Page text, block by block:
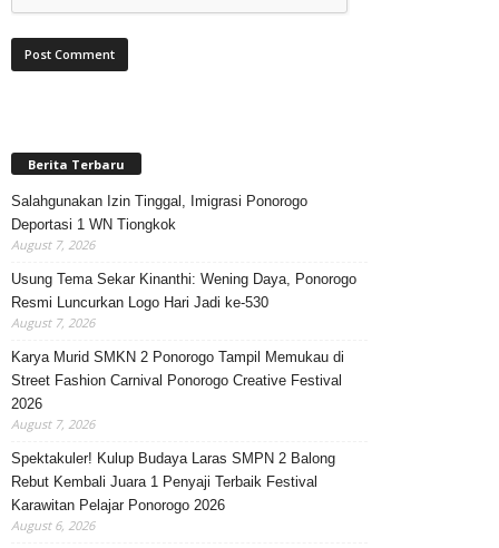
Berita Terbaru
Salahgunakan Izin Tinggal, Imigrasi Ponorogo
Deportasi 1 WN Tiongkok
August 7, 2026
Usung Tema Sekar Kinanthi: Wening Daya, Ponorogo
Resmi Luncurkan Logo Hari Jadi ke-530
August 7, 2026
Karya Murid SMKN 2 Ponorogo Tampil Memukau di
Street Fashion Carnival Ponorogo Creative Festival
2026
August 7, 2026
Spektakuler! Kulup Budaya Laras SMPN 2 Balong
Rebut Kembali Juara 1 Penyaji Terbaik Festival
Karawitan Pelajar Ponorogo 2026
August 6, 2026